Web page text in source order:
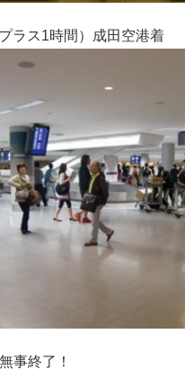
ラス1時間）成田空港着
事終了！